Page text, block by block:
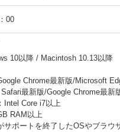
00
10以降 / Macintosh 10.13以降
Chrome最新版/Microsoft
最新版/Google Chrome最新
Intel Core i7以上
RAM以上
ポートを終了したOSやブラウ